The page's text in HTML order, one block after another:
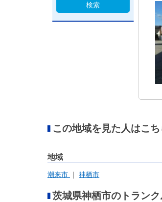
検索
この地域を見た人はこ
地域
潮来市 神栖市
茨城県神栖市のトラン